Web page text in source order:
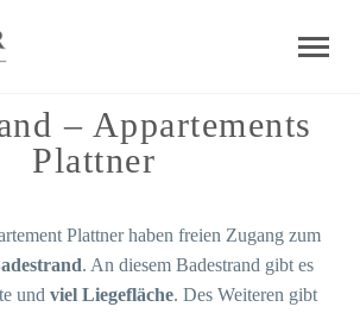
– Appartements
Plattner
Plattner haben freien Zugang zum
. An diesem Badestrand gibt es
und viel Liegefläche. Des Weiteren gibt